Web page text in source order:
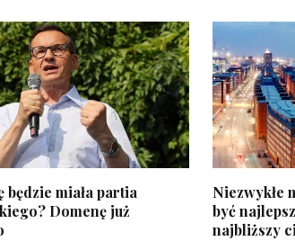
będzie miała partia
Domenę już
Niezwykłe
być
najbliższy